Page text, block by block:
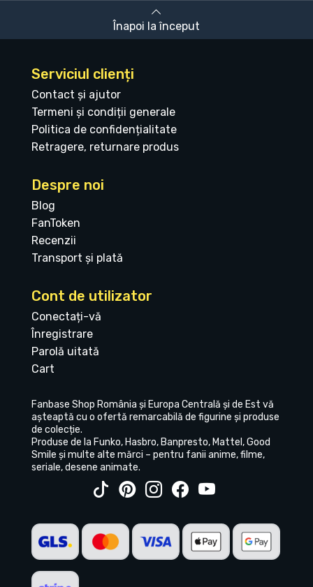
Înapoi la început
Serviciul clienți
Contact și ajutor
Termeni și condiții generale
Politica de confidențialitate
Retragere, returnare produs
Despre noi
Blog
FanToken
Recenzii
Transport și plată
Cont de utilizator
Conectați-vă
Înregistrare
Parolă uitată
Cart
Fanbase Shop România și Europa Centrală și de Est vă
așteaptă cu o ofertă remarcabilă de figurine și produse
de colecție.
Produse de la Funko, Hasbro, Banpresto, Mattel, Good
Smile și multe alte mărci – pentru fanii anime, filme,
seriale, desene animate.